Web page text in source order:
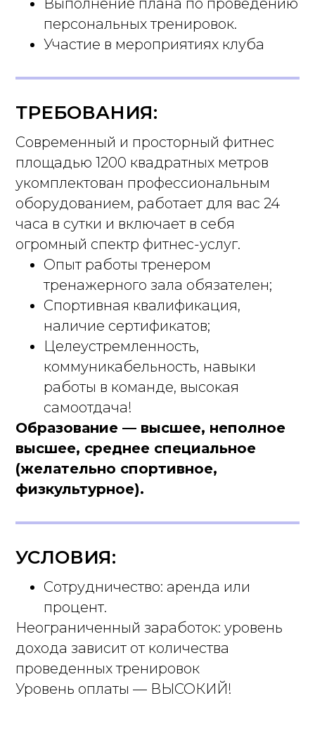
Выполнение плана по проведению
персональных тренировок.
Участие в мероприятиях клуба
ТРЕБОВАНИЯ:
Современный и просторный фитнес
площадью 1200 квадратных метров
укомплектован профессиональным
оборудованием, работает для вас 24
часа в сутки и включает в себя
огромный спектр фитнес-услуг.
Опыт работы тренером
тренажерного зала обязателен;
Спортивная квалификация,
наличие сертификатов;
Целеустремленность,
коммуникабельность, навыки
работы в команде, высокая
самоотдача!
Образование — высшее, неполное
высшее, среднее специальное
(желательно спортивное,
физкультурное).
УСЛОВИЯ:
Сотрудничество: аренда или
процент.
Неограниченный заработок: уровень
дохода зависит от количества
проведенных тренировок
Уровень оплаты — ВЫСОКИЙ!